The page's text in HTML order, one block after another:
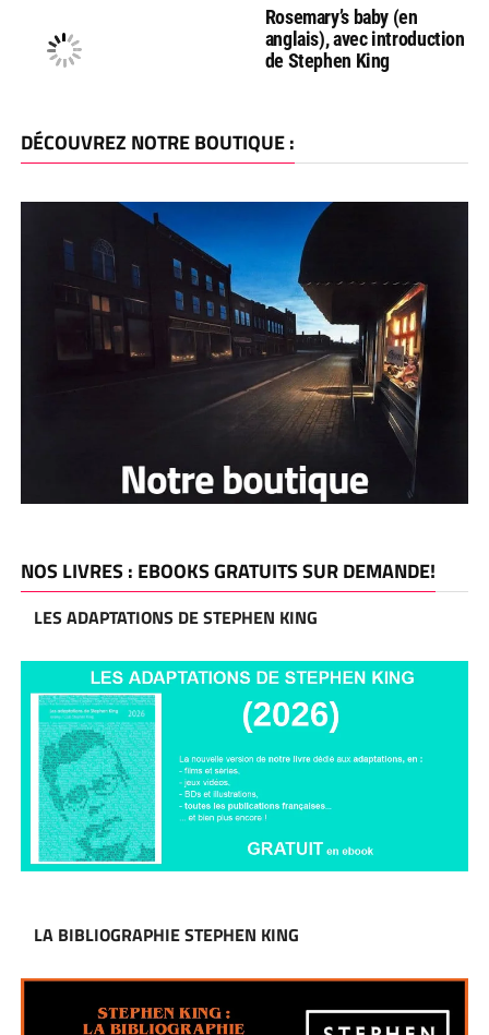
Rosemary’s baby (en
anglais), avec introduction
de Stephen King
DÉCOUVREZ NOTRE BOUTIQUE :
NOS LIVRES : EBOOKS GRATUITS SUR DEMANDE!
LES ADAPTATIONS DE STEPHEN KING
LA BIBLIOGRAPHIE STEPHEN KING